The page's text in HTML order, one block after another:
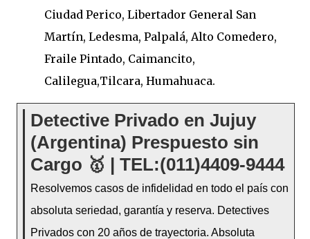
Ciudad Perico, Libertador General San
Martín, Ledesma, Palpalá, Alto Comedero,
Fraile Pintado, Caimancito,
Calilegua,Tilcara, Humahuaca.
Detective Privado en Jujuy
(Argentina) Prespuesto sin
Cargo 🥇 | TEL:(011)4409-9444
Resolvemos casos de infidelidad en todo el país con
absoluta seriedad, garantía y reserva. Detectives
Privados con 20 años de trayectoria. Absoluta